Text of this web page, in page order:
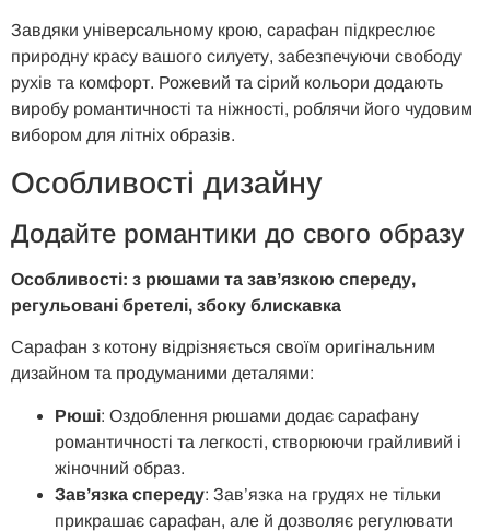
Завдяки універсальному крою, сарафан підкреслює
природну красу вашого силуету, забезпечуючи свободу
рухів та комфорт. Рожевий та сірий кольори додають
виробу романтичності та ніжності, роблячи його чудовим
вибором для літніх образів.
Особливості дизайну
Додайте романтики до свого образу
Особливості: з рюшами та зав’язкою спереду,
регульовані бретелі, збоку блискавка
Сарафан з котону відрізняється своїм оригінальним
дизайном та продуманими деталями:
Рюші: Оздоблення рюшами додає сарафану
романтичності та легкості, створюючи грайливий і
жіночний образ.
Зав’язка спереду: Зав’язка на грудях не тільки
прикрашає сарафан, але й дозволяє регулювати